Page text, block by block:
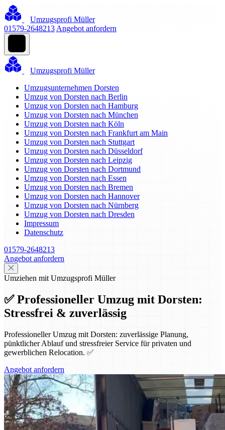
Umzugsprofi Müller
01579-2648213 Angebot anfordern
Umzugsprofi Müller
Umzugsunternehmen Dorsten
Umzug von Dorsten nach Berlin
Umzug von Dorsten nach Hamburg
Umzug von Dorsten nach München
Umzug von Dorsten nach Köln
Umzug von Dorsten nach Frankfurt am Main
Umzug von Dorsten nach Stuttgart
Umzug von Dorsten nach Düsseldorf
Umzug von Dorsten nach Leipzig
Umzug von Dorsten nach Dortmund
Umzug von Dorsten nach Essen
Umzug von Dorsten nach Bremen
Umzug von Dorsten nach Hannover
Umzug von Dorsten nach Nürnberg
Umzug von Dorsten nach Dresden
Impressum
Datenschutz
01579-2648213
Angebot anfordern
Umziehen mit Umzugsprofi Müller
✅ Professioneller Umzug mit Dorsten:
Stressfrei & zuverlässig
Professioneller Umzug mit Dorsten: zuverlässige Planung,
pünktlicher Ablauf und stressfreier Service für privaten und
gewerblichen Relocation. ✅
Angebot anfordern